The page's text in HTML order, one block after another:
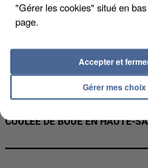
COULÉE DE BOUE EN HAUTE-
"Gérer les cookies" situé en
page.
Gérer mes choix
Accepter et